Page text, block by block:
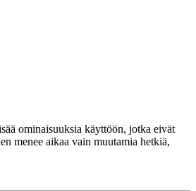
ominaisuuksia käyttöön, jotka eivät
menee aikaa vain muutamia hetkiä,